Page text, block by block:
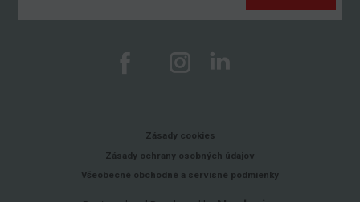
Zásady cookies
Zásady ochrany osobných údajov
Všeobecné obchodné a servisné podmienky